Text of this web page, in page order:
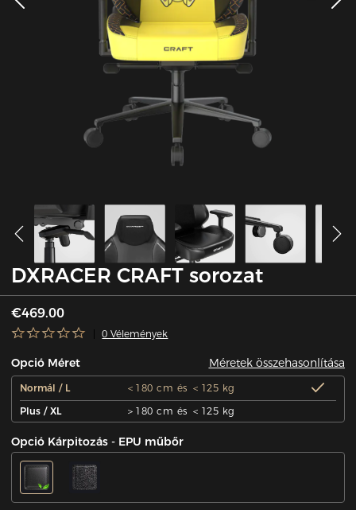
DXRACER CRAFT sorozat
€469.00
0 Vélemények
Opció Méret Méretek összehasonlítása
Normál / L
＜180 cm és ＜125 kg
Plus / XL
＞180 cm és ＜125 kg
Opció Kárpitozás - EPU műbőr